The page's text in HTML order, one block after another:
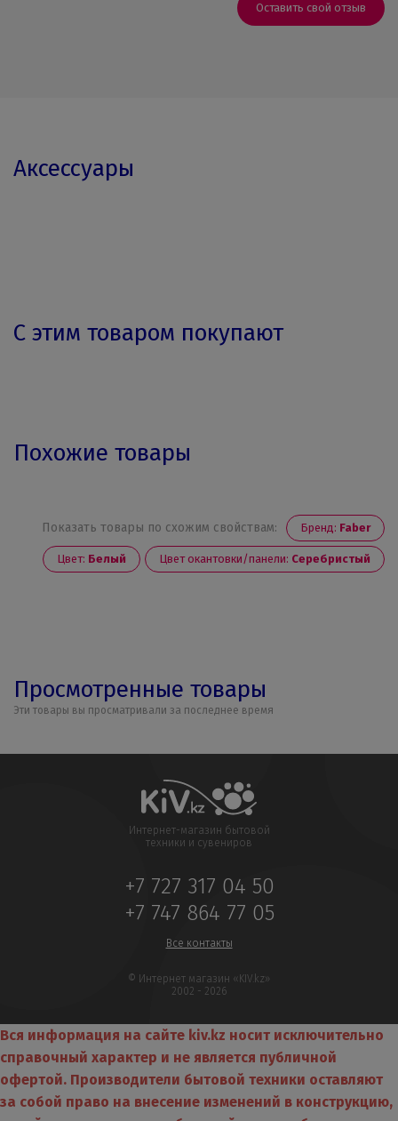
Оставить свой отзыв
Аксессуары
С этим товаром покупают
Похожие товары
Показать товары по схожим свойствам: Бренд: Faber
Цвет: Белый Цвет окантовки/панели: Серебристый
Просмотренные товары
Эти товары вы просматривали за последнее время
Интернет-магазин бытовой
техники и сувениров
+7 727 317 04 50
+7 747 864 77 05
Все контакты
© Интернет магазин «KIV.kz»
2002 - 2026
Вся информация на сайте kiv.kz носит исключительно
справочный характер и не является публичной
офертой. Производители бытовой техники оставляют
за собой право на внесение изменений в конструкцию,